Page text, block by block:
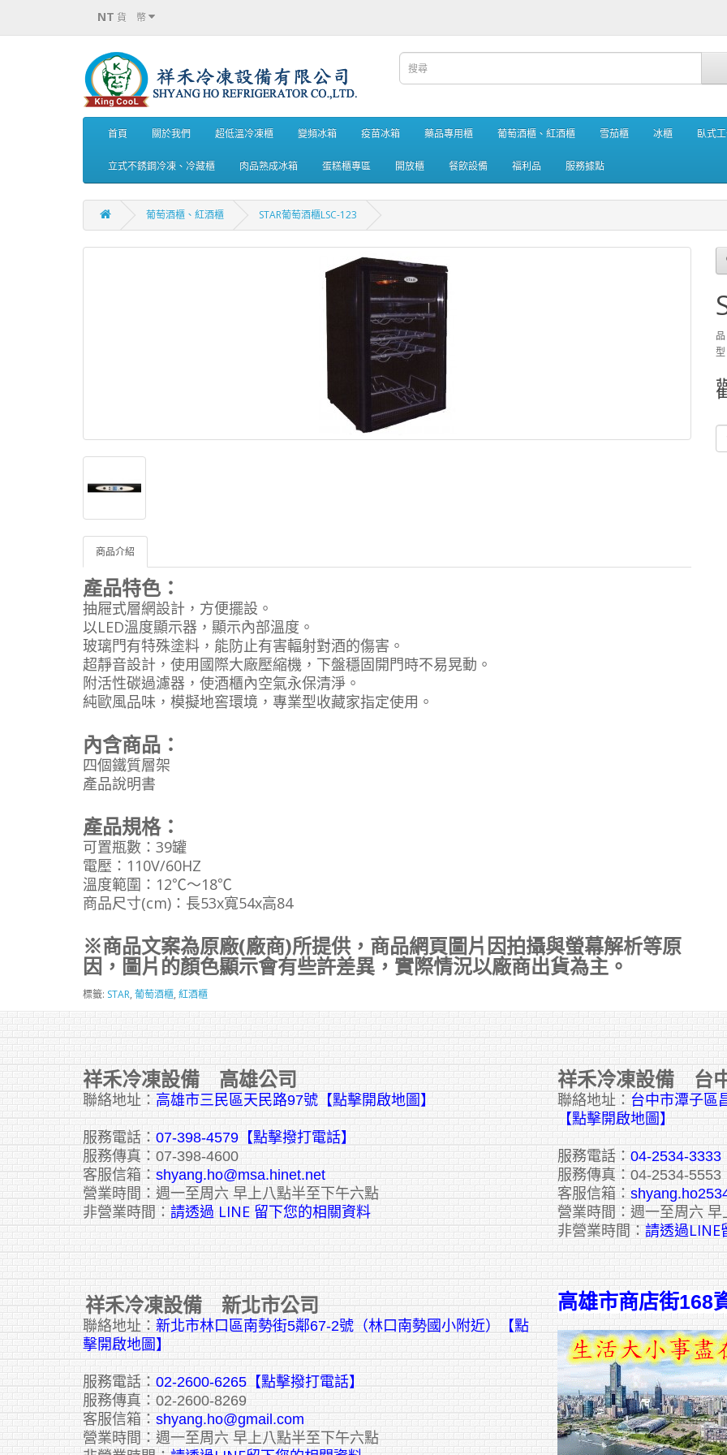
NT 貨 幣
首頁 關於我們 超低溫冷凍櫃 變頻冰箱 疫苗冰箱 藥品專用櫃 葡萄酒櫃、紅酒櫃 雪茄櫃 冰櫃 臥式
立式不銹鋼冷凍、冷藏櫃 肉品熟成冰箱 蛋糕櫃專區 開放櫃 餐飲設備 福利品 服務據點
葡萄酒櫃、紅酒櫃 STAR葡萄酒櫃LSC-123
商品介紹
產品特色：
抽屜式層網設計，方便擺設。
以LED溫度顯示器，顯示內部溫度。
玻璃門有特殊塗料，能防止有害輻射對酒的傷害。
超靜音設計，使用國際大廠壓縮機，下盤穩固開門時不易晃動。
附活性碳過濾器，使酒櫃內空氣永保清淨。
純歐風品味，模擬地窖環境，專業型收藏家指定使用。
內含商品：
四個鐵質層架
產品說明書
產品規格：
可置瓶數：39罐
電壓：110V/60HZ
溫度範圍：12℃～18℃
商品尺寸(cm)：長53x寬54x高84
※商品文案為原廠(廠商)所提供，商品網頁圖片因拍攝與螢幕解析等原
因，圖片的顏色顯示會有些許差異，實際情況以廠商出貨為主。
標籤: STAR, 葡萄酒櫃, 紅酒櫃
祥禾冷凍設備 高雄公司
聯絡地址： 高雄市三民區天民路97號【點擊開啟地圖】
服務電話： 07-398-4579【點擊撥打電話】
服務傳真：07-398-4600
客服信箱： shyang.ho@msa.hinet.net
營業時間：週一至周六 早上八點半至下午六點
非營業時間： 請透過 LINE 留下您的相關資料
祥禾冷凍設備 台
聯絡地址： 台中市潭子區
【點擊開啟地圖】
服務電話： 04-2534-3333
服務傳真：04-2534-5553
客服信箱：
營業時間：週一至周六
非營業時間： 請透過LINE
祥禾冷凍設備 新北市公司
聯絡地址： 新北市林口區南勢街5鄰67-2號（林口南勢國小附近）【點
擊開啟地圖】
服務電話： 02-2600-6265 【點擊撥打電話】
服務傳真：02-2600-8269
客服信箱： shyang.ho@gmail.com
營業時間：週一至周六 早上八點半至下午六點
高雄市商店街168